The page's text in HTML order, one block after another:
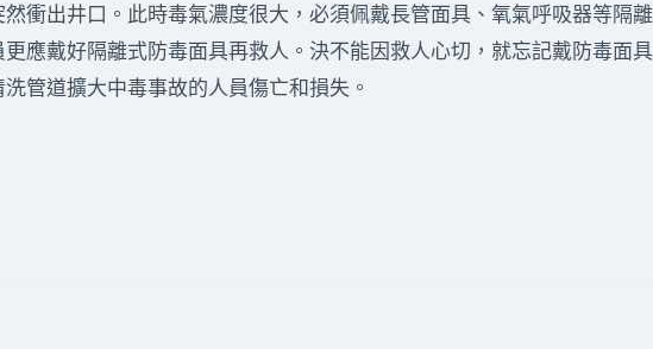
衝出井口。此時毒氣濃度很大，必須佩戴長管面具、氧氣呼吸器等隔
應戴好隔離式防毒面具再救人。決不能因救人心切，就忘記戴防毒面
管道擴大中毒事故的人員傷亡和損失。